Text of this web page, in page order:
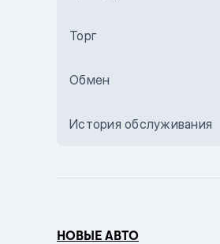
Бежевый
Комбинированный
Сиреневый металлик
Торг
Обмен
История обслуживания
НОВЫЕ АВТО